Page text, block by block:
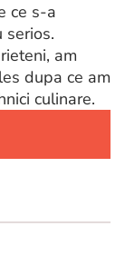
ce s-a
am
dupa ce am
culinare.